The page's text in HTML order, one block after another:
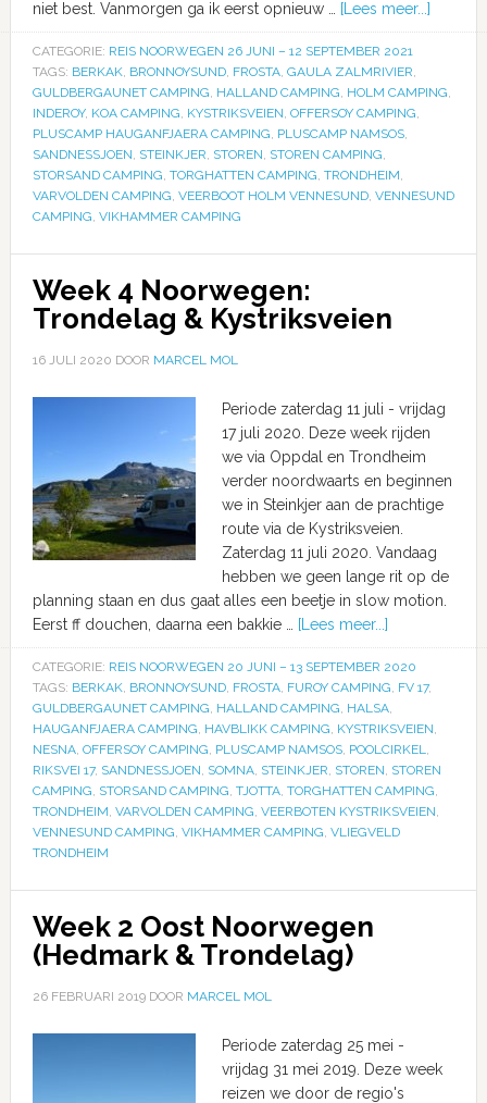
niet best. Vanmorgen ga ik eerst opnieuw … [Lees meer...]
CATEGORIE: REIS NOORWEGEN 26 JUNI – 12 SEPTEMBER 2021
TAGS: BERKAK, BRONNOYSUND, FROSTA, GAULA ZALMRIVIER,
GULDBERGAUNET CAMPING, HALLAND CAMPING, HOLM CAMPING,
INDEROY, KOA CAMPING, KYSTRIKSVEIEN, OFFERSOY CAMPING,
PLUSCAMP HAUGANFJAERA CAMPING, PLUSCAMP NAMSOS,
SANDNESSJOEN, STEINKJER, STOREN, STOREN CAMPING,
STORSAND CAMPING, TORGHATTEN CAMPING, TRONDHEIM,
VARVOLDEN CAMPING, VEERBOOT HOLM VENNESUND, VENNESUND
CAMPING, VIKHAMMER CAMPING
Week 4 Noorwegen:
Trondelag & Kystriksveien
16 JULI 2020 DOOR MARCEL MOL
Periode zaterdag 11 juli - vrijdag
17 juli 2020. Deze week rijden
we via Oppdal en Trondheim
verder noordwaarts en beginnen
we in Steinkjer aan de prachtige
route via de Kystriksveien.
Zaterdag 11 juli 2020. Vandaag
hebben we geen lange rit op de
planning staan en dus gaat alles een beetje in slow motion.
Eerst ff douchen, daarna een bakkie …
[Lees meer...]
CATEGORIE: REIS NOORWEGEN 20 JUNI – 13 SEPTEMBER 2020
TAGS: BERKAK, BRONNOYSUND, FROSTA, FUROY CAMPING, FV 17,
GULDBERGAUNET CAMPING, HALLAND CAMPING, HALSA,
HAUGANFJAERA CAMPING, HAVBLIKK CAMPING, KYSTRIKSVEIEN,
NESNA, OFFERSOY CAMPING, PLUSCAMP NAMSOS, POOLCIRKEL,
RIKSVEI 17, SANDNESSJOEN, SOMNA, STEINKJER, STOREN, STOREN
CAMPING, STORSAND CAMPING, TJOTTA, TORGHATTEN CAMPING,
TRONDHEIM, VARVOLDEN CAMPING, VEERBOTEN KYSTRIKSVEIEN,
VENNESUND CAMPING, VIKHAMMER CAMPING, VLIEGVELD
TRONDHEIM
Week 2 Oost Noorwegen
(Hedmark & Trondelag)
26 FEBRUARI 2019DOOR MARCEL MOL
Periode zaterdag 25 mei -
vrijdag 31 mei 2019. Deze week
reizen we door de regio's